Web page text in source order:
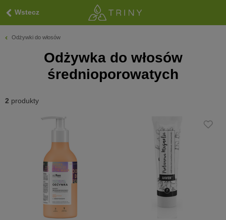
Wstecz
Odżywki do włosów
Odżywka do włosów
średnioporowatych
2 produkty